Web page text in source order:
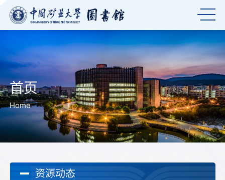
首页
Home
资源动态